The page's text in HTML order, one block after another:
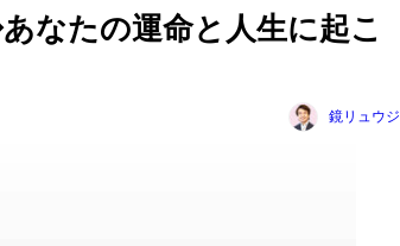
なたの運命と人生に起こ
鏡リュウジ